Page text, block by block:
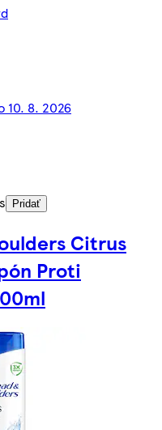
10. 8. 2026
Pridať
Citrus
Proti